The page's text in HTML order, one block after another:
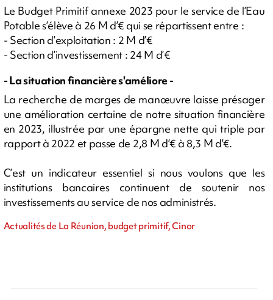
Le Budget Primitif annexe 2023 pour le service de l’Eau
Potable s’élève à 26 M d’€ qui se répartissent entre :
- Section d’exploitation : 2 M d’€
- Section d’investissement : 24 M d’€
- La situation financière s'améliore -
La recherche de marges de manœuvre laisse présager
une amélioration certaine de notre situation financière
en 2023, illustrée par une épargne nette qui triple par
rapport à 2022 et passe de 2,8 M d’€ à 8,3 M d’€.
C’est un indicateur essentiel si nous voulons que les
institutions bancaires continuent de soutenir nos
investissements au service de nos administrés.
Actualités de La Réunion, budget primitif, Cinor